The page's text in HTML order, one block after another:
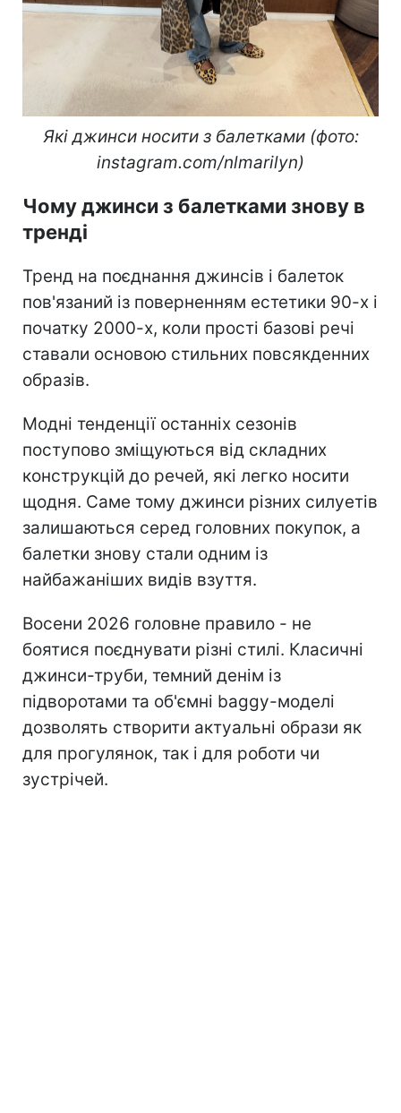
Які джинси носити з балетками (фото:
instagram.com/nlmarilyn)
Чому джинси з балетками знову в
тренді
Тренд на поєднання джинсів і балеток
пов'язаний із поверненням естетики 90-х і
початку 2000-х, коли прості базові речі
ставали основою стильних повсякденних
образів.
Модні тенденції останніх сезонів
поступово зміщуються від складних
конструкцій до речей, які легко носити
щодня. Саме тому джинси різних силуетів
залишаються серед головних покупок, а
балетки знову стали одним із
найбажаніших видів взуття.
Восени 2026 головне правило - не
боятися поєднувати різні стилі. Класичні
джинси-труби, темний денім із
підворотами та об'ємні baggy-моделі
дозволять створити актуальні образи як
для прогулянок, так і для роботи чи
зустрічей.